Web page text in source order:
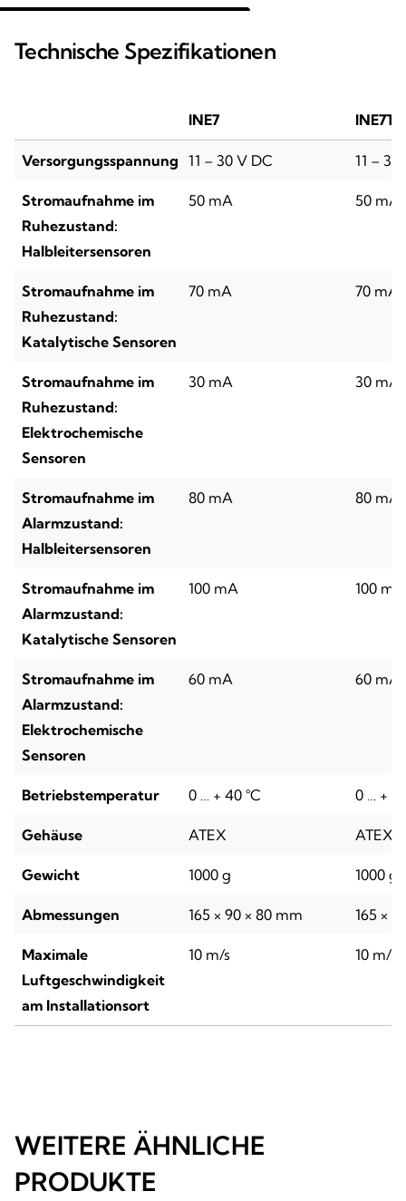
Technische Spezifikationen
INE7 INE7T
Versorgungsspannung 11 – 30 V DC 11 – 30
Stromaufnahme im
Ruhezustand:
Halbleitersensoren
50 mA 50 mA
Stromaufnahme im
Ruhezustand:
Katalytische Sensoren
70 mA 70 mA
Stromaufnahme im
Ruhezustand:
Elektrochemische
Sensoren
30 mA 30 mA
Stromaufnahme im
Alarmzustand:
Halbleitersensoren
80 mA 80 mA
Stromaufnahme im
Alarmzustand:
Katalytische Sensoren
100 mA 100 mA
Stromaufnahme im
Alarmzustand:
Elektrochemische
Sensoren
60 mA 60 mA
Betriebstemperatur 0 … + 40 °C 0 … +
Gehäuse ATEX ATEX
Gewicht 1000 g 1000 g
Abmessungen 165 × 90 × 80 mm 165 ×
Maximale
Luftgeschwindigkeit
am Installationsort
10 m/s 10 m/s
WEITERE ÄHNLICHE
PRODUKTE